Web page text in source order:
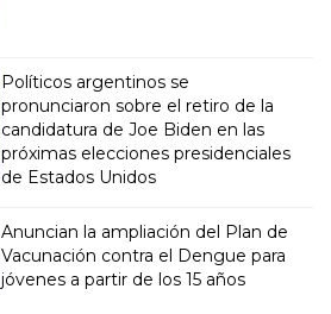
Políticos argentinos se
pronunciaron sobre el retiro de la
candidatura de Joe Biden en las
próximas elecciones presidenciales
de Estados Unidos
Anuncian la ampliación del Plan de
Vacunación contra el Dengue para
jóvenes a partir de los 15 años